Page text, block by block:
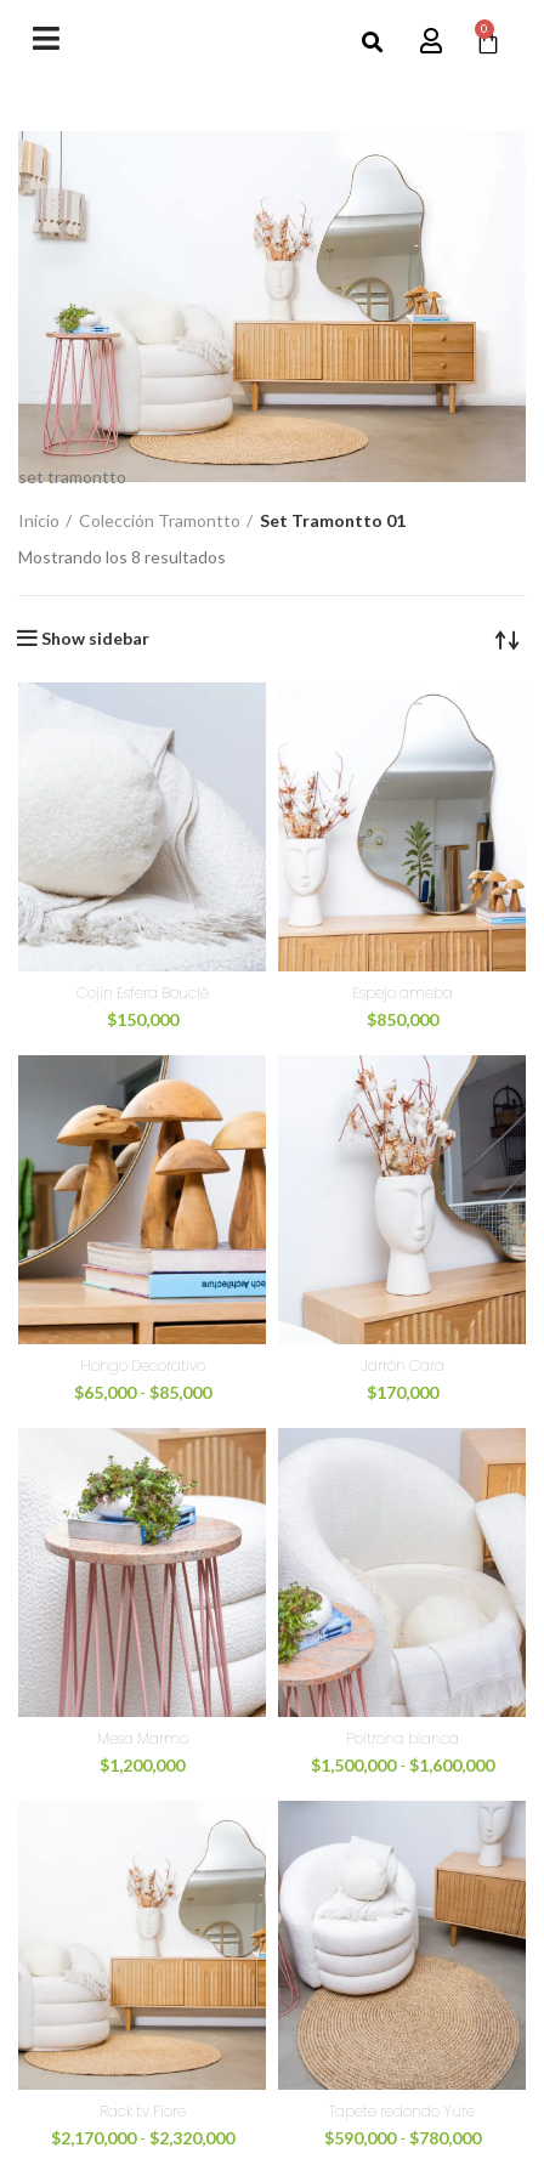
0
set tramontto
Inicio Colección Tramontto
Set Tramontto 01
Mostrando los 8 resultados
Show sidebar
Cojín Esfera Bouclé
$150,000
Espejo ameba
$850,000
Hongo Decorativo
$65,000 - $85,000
Jarrón Cara
$170,000
Mesa Marmo
$1,200,000
Poltrona bianca
$1,500,000 - $1,600,000
Rack t.v Fiore
$2,170,000 - $2,320,000
Tapete redondo Yute
$590,000 - $780,000